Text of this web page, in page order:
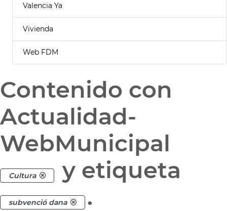
Valencia Ya
Vivienda
Web FDM
Contenido con
Actualidad-
WebMunicipal
Cultura y etiqueta
subvenció dana .